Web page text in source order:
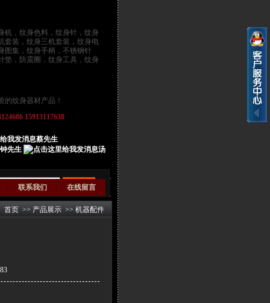
机 ， 纹身色料 ， 纹身针 ，纹身
套装，纹身三机套装，纹身电
图集，纹身手柄，不锈钢针
垫，防震圈，纹身工具，纹身
的纹身器材产品！
15913117638
蔡先生
钟先生
汤
联系我们 在线留言
首页 >> 产品展示 >> 机器配件